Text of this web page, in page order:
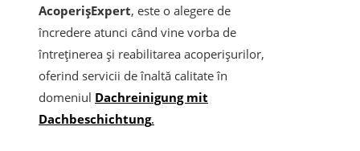
AcoperișExpert, este o alegere de
încredere atunci când vine vorba de
întreținerea și reabilitarea acoperișurilor,
oferind servicii de înaltă calitate în
domeniul Dachreinigung mit
Dachbeschichtung.